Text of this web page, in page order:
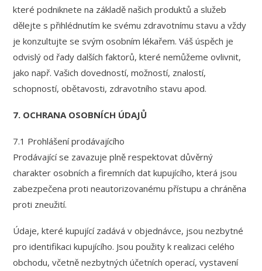
které podniknete na základě našich produktů a služeb
dělejte s přihlédnutím ke svému zdravotnímu stavu a vždy
je konzultujte se svým osobním lékařem. Váš úspěch je
odvislý od řady dalších faktorů, které nemůžeme ovlivnit,
jako např. Vašich dovedností, možností, znalostí,
schopností, obětavosti, zdravotního stavu apod.
7. OCHRANA OSOBNÍCH ÚDAJŮ
7.1 Prohlášení prodávajícího
Prodávající se zavazuje plně respektovat důvěrný
charakter osobních a firemních dat kupujícího, která jsou
zabezpečena proti neautorizovanému přístupu a chráněna
proti zneužití.
Údaje, které kupující zadává v objednávce, jsou nezbytné
pro identifikaci kupujícího. Jsou použity k realizaci celého
obchodu, včetně nezbytných účetních operací, vystavení